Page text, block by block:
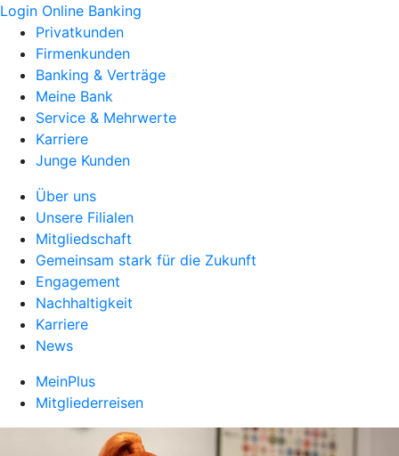
Login Online Banking
Privatkunden
Firmenkunden
Banking & Verträge
Meine Bank
Service & Mehrwerte
Karriere
Junge Kunden
Über uns
Unsere Filialen
Mitgliedschaft
Gemeinsam stark für die Zukunft
Engagement
Nachhaltigkeit
Karriere
News
MeinPlus
Mitgliederreisen